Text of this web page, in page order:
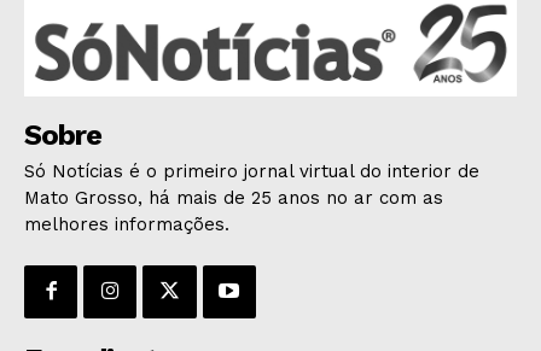
POLÍTICA
POLÍCIA
ESPORTES
OPINIÃO
Sobre
Só Notícias é o primeiro jornal virtual do interior de
Mato Grosso, há mais de 25 anos no ar com as
melhores informações.